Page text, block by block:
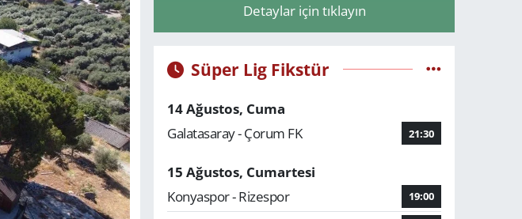
Detaylar için tıklayın
Süper Lig Fikstür
14 Ağustos, Cuma
Galatasaray - Çorum FK
21:30
15 Ağustos, Cumartesi
Konyaspor - Rizespor
19:00